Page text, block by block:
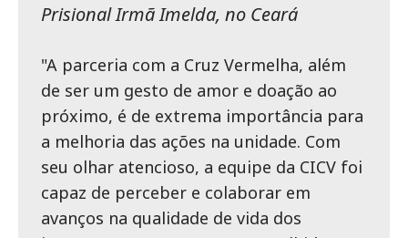
Prisional Irmã Imelda, no Ceará
"A parceria com a Cruz Vermelha, além
de ser um gesto de amor e doação ao
próximo, é de extrema importância para
a melhoria das ações na unidade. Com
seu olhar atencioso, a equipe da CICV foi
capaz de perceber e colaborar em
avanços na qualidade de vida dos